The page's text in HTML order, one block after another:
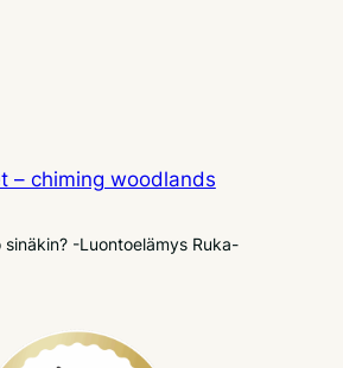
– chiming woodlands
sinäkin? -Luontoelämys Ruka-